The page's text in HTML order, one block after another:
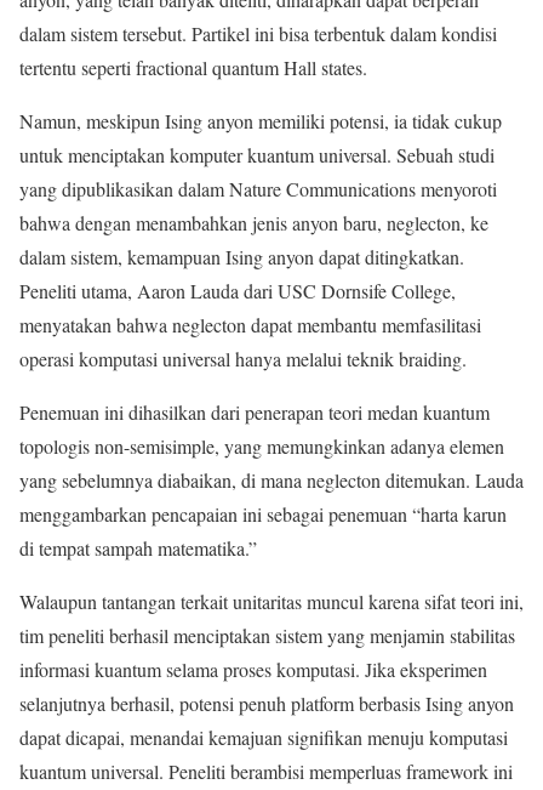
dalam sistem tersebut. Partikel ini bisa terbentuk dalam kondisi
tertentu seperti fractional quantum Hall states.
Namun, meskipun Ising anyon memiliki potensi, ia tidak cukup
untuk menciptakan komputer kuantum universal. Sebuah studi
yang dipublikasikan dalam Nature Communications menyoroti
bahwa dengan menambahkan jenis anyon baru, neglecton, ke
dalam sistem, kemampuan Ising anyon dapat ditingkatkan.
Peneliti utama, Aaron Lauda dari USC Dornsife College,
menyatakan bahwa neglecton dapat membantu memfasilitasi
operasi komputasi universal hanya melalui teknik braiding.
Penemuan ini dihasilkan dari penerapan teori medan kuantum
topologis non-semisimple, yang memungkinkan adanya elemen
yang sebelumnya diabaikan, di mana neglecton ditemukan. Lauda
menggambarkan pencapaian ini sebagai penemuan “harta karun
di tempat sampah matematika.”
Walaupun tantangan terkait unitaritas muncul karena sifat teori ini,
tim peneliti berhasil menciptakan sistem yang menjamin stabilitas
informasi kuantum selama proses komputasi. Jika eksperimen
selanjutnya berhasil, potensi penuh platform berbasis Ising anyon
dapat dicapai, menandai kemajuan signifikan menuju komputasi
kuantum universal. Peneliti berambisi memperluas framework ini